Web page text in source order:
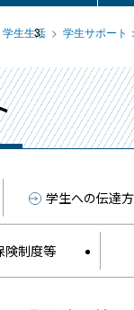
生生活 学生サポート
学生への伝達
険制度等